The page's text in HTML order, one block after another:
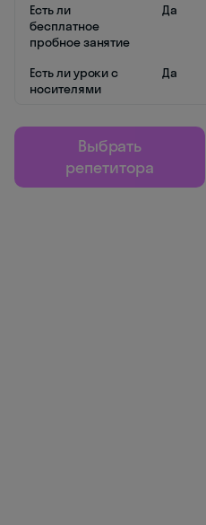
Есть ли
бесплатное
пробное занятие
Да
Есть ли уроки с
носителями
Да
Выбрать
репетитора